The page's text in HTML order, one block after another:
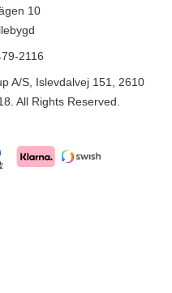
10
2116
A/S, Islevdalvej 151, 2610
All Rights Reserved.